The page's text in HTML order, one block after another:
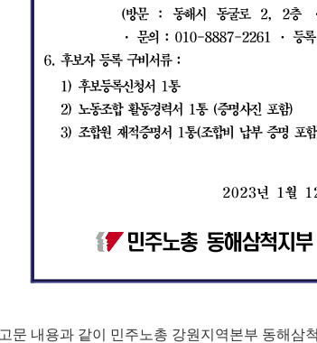
문 내용과 같이 민주노총 강원지역본부 동해삼